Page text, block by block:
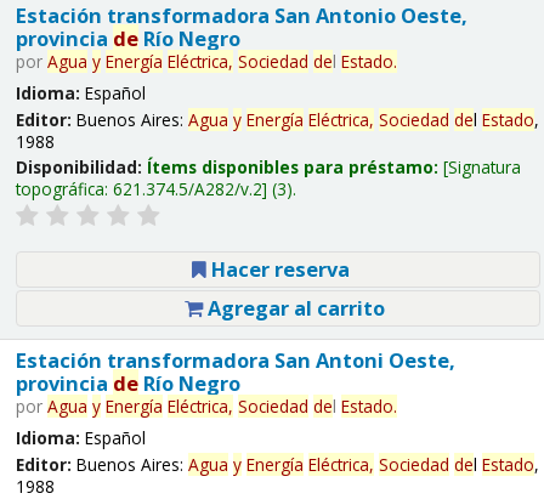
Estación transformadora San Antonio Oeste,
provincia deRío Negro
por Agua y Energía Eléctrica, Sociedad del Estado.
Idioma: Español
Editor: Buenos Aires: Agua y Energía Eléctrica, Sociedad del Estado,
1988
Disponibilidad: Ítems disponibles para préstamo: Signatura
topográfica: 621.374.5/A282/v.2 (3).
Hacer reserva
Agregar al carrito
Estación transformadora San Antoni Oeste,
provincia deRío Negro
por Agua y Energía Eléctrica, Sociedad del Estado.
Idioma: Español
Editor: Buenos Aires: Agua y Energía Eléctrica, Sociedad del Estado,
1988